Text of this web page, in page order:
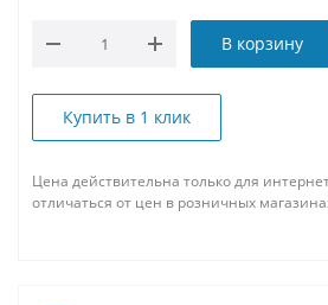
В корзину
Купить в 1 клик
Цена действительна только для
отличаться от цен в розничных